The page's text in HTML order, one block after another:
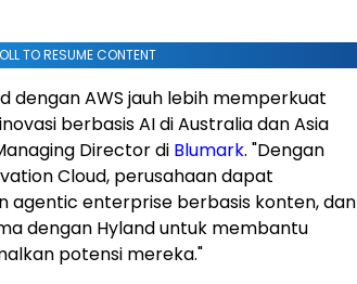
TO RESUME CONTENT
dengan AWS jauh lebih memperkuat
berbasis AI di Australia dan Asia
Director di Blumark. "Dengan
Cloud, perusahaan dapat
agentic enterprise berbasis konten, dan
dengan Hyland untuk membantu
potensi mereka."